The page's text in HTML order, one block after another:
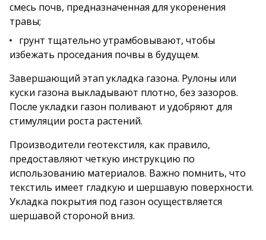
смесь почв, предназначенная для укоренения
травы;
грунт тщательно утрамбовывают, чтобы
избежать проседания почвы в будущем.
Завершающий этап укладка газона. Рулоны или
куски газона выкладывают плотно, без зазоров.
После укладки газон поливают и удобряют для
стимуляции роста растений.
Производители геотекстиля, как правило,
предоставляют четкую инструкцию по
использованию материалов. Важно помнить, что
текстиль имеет гладкую и шершавую поверхности.
Укладка покрытия под газон осуществляется
шершавой стороной вниз.